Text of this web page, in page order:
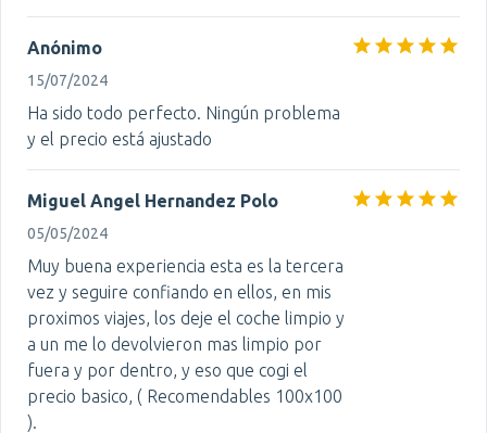
Anónimo
15/07/2024
Ha sido todo perfecto. Ningún problema
y el precio está ajustado
Miguel Angel Hernandez Polo
05/05/2024
Muy buena experiencia esta es la tercera
vez y seguire confiando en ellos, en mis
proximos viajes, los deje el coche limpio y
a un me lo devolvieron mas limpio por
fuera y por dentro, y eso que cogi el
precio basico, ( Recomendables 100x100
).